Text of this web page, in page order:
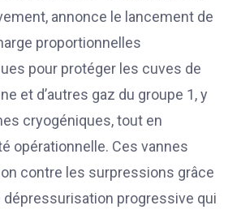
annonce le lancement de
proportionnelles
pour protéger les cuves de
et d’autres gaz du groupe 1, y
cryogéniques, tout en
opérationnelle. Ces vannes
contre les surpressions grâce
dépressurisation progressive qui